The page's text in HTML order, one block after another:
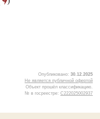
Опубликовано: 30.12.2025
Не является публичной офертой
Объект прошёл классификацию.
№ в госреестре: С222025002937